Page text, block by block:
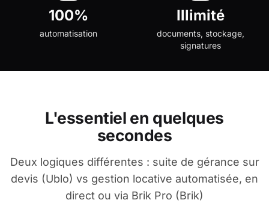
100%
automatisation
Illimité
documents, stockage,
signatures
L'essentiel en quelques
secondes
Deux logiques différentes : suite de gérance sur
devis (Ublo) vs gestion locative automatisée, en
direct ou via Brik Pro (Brik)